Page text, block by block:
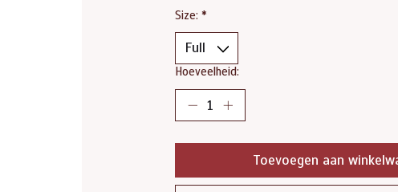
Size: *
Hoeveelheid:
Toevoegen aan